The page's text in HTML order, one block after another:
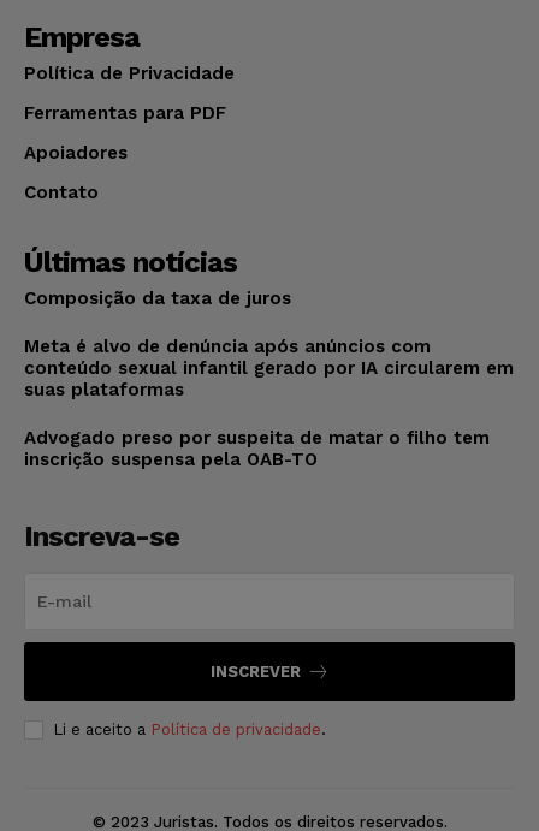
Empresa
Política de Privacidade
Ferramentas para PDF
Apoiadores
Contato
Últimas notícias
Composição da taxa de juros
Meta é alvo de denúncia após anúncios com
conteúdo sexual infantil gerado por IA circularem em
suas plataformas
Advogado preso por suspeita de matar o filho tem
inscrição suspensa pela OAB-TO
Inscreva-se
INSCREVER
Li e aceito a Política de privacidade.
© 2023 Juristas. Todos os direitos reservados.